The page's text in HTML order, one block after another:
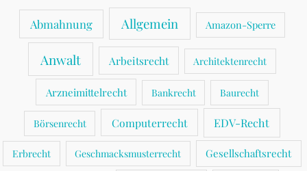
Presserecht
Abmahnung Allgemein Amazon-Sperre
Anwalt Arbeitsrecht Architektenrecht
Arzneimittelrecht Bankrecht Baurecht
Börsenrecht Computerrecht EDV-Recht
Erbrecht Geschmacksmusterrecht Gesellschaftsrecht